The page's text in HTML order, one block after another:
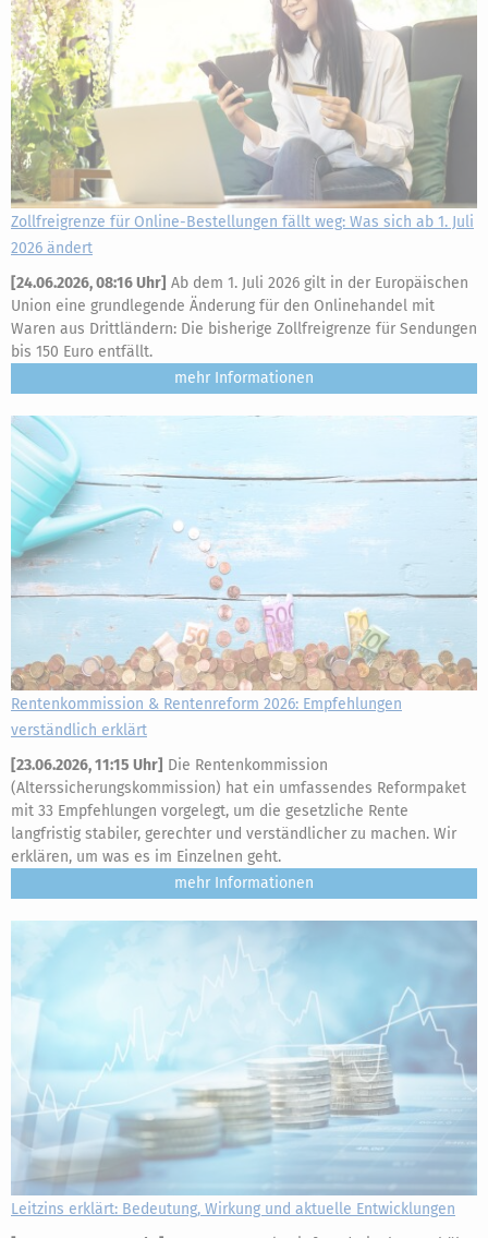
Zollfreigrenze für Online-Bestellungen fällt weg: Was sich ab 1. Juli
2026 ändert
[24.06.2026, 08:16 Uhr] Ab dem 1. Juli 2026 gilt in der Europäischen
Union eine grundlegende Änderung für den Onlinehandel mit
Waren aus Drittländern: Die bisherige Zollfreigrenze für Sendungen
bis 150 Euro entfällt.
mehr
Rentenkommission & Rentenreform 2026: Empfehlungen
verständlich erklärt
[23.06.2026, 11:15 Uhr] Die Rentenkommission
(Alterssicherungskommission) hat ein umfassendes Reformpaket
mit 33 Empfehlungen vorgelegt, um die gesetzliche Rente
langfristig stabiler, gerechter und verständlicher zu machen. Wir
erklären, um was es im Einzelnen geht.
mehr
Leitzins erklärt: Bedeutung, Wirkung und aktuelle Entwicklungen